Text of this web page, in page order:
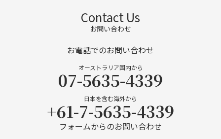
Contact Us
お問い合わせ
お電話でのお問い合わせ
オーストラリア国内から
07-5635-4339
日本を含む海外から
+61-7-5635-4339
フォームからのお問い合わせ